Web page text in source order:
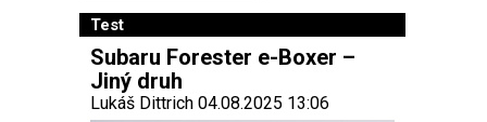
Test
Subaru Forester e-Boxer –
Jiný druh
Lukáš Dittrich 04.08.2025 13:06